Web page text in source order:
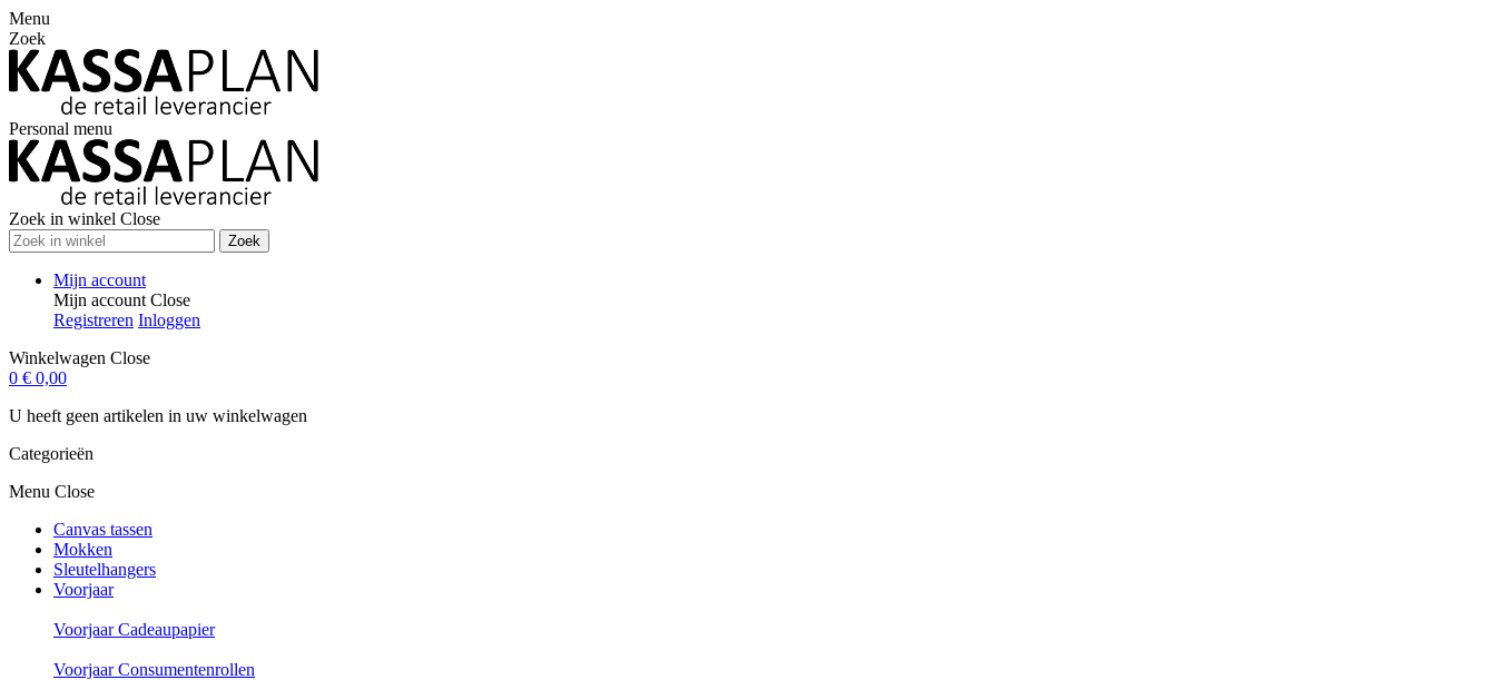
Menu
Zoek
Personal menu
Zoek in winkel Close
Zoek
Mijn account
Mijn account Close
Registreren Inloggen
Winkelwagen Close
0 € 0,00
U heeft geen artikelen in uw winkelwagen
Categorieën
Menu Close
Canvas tassen
Mokken
Sleutelhangers
Voorjaar
Voorjaar Cadeaupapier
Voorjaar Consumentenrollen